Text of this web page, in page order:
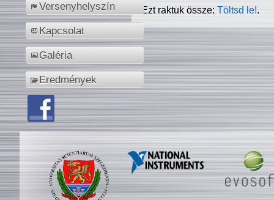
Versenyhelyszín
Kapcsolat
Galéria
Eredmények
Ezt raktuk össze:Töltsd le!.